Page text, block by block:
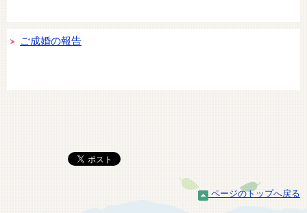
ご成婚の報告
ページのトップへ戻る